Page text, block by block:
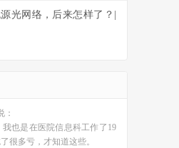
光网络，后来怎样了？|
：
也是在医院信息科工作了19
很多亏，才知道这些。